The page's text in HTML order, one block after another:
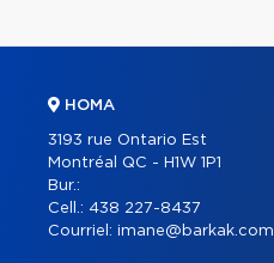
HOMA
3193 rue Ontario Est
Montréal QC - H1W 1P1
Bur.:
Cell.: 438 227-8437
Courriel: imane@barkak.com